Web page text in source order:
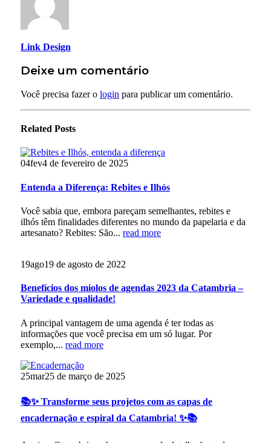
Link Design
Deixe um comentário
Você precisa fazer o login para publicar um comentário.
Related Posts
04fev4 de fevereiro de 2025
Entenda a Diferença: Rebites e Ilhós
Você sabia que, embora pareçam semelhantes, rebites e
ilhós têm finalidades diferentes no mundo da papelaria e da
artesanato? Rebites: São... read more
19ago19 de agosto de 2022
Benefícios dos miolos de agendas 2023 da Catambria –
Variedade e qualidade!
A principal vantagem de uma agenda é ter todas as
informações que você precisa em um só lugar. Por
exemplo,... read more
25mar25 de março de 2025
📚✨ Transforme seus projetos com as capas de
encadernação e espiral da Catambria! ✨📚